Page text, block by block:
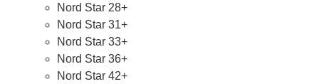
Nord Star 28+
Nord Star 31+
Nord Star 33+
Nord Star 36+
Nord Star 42+